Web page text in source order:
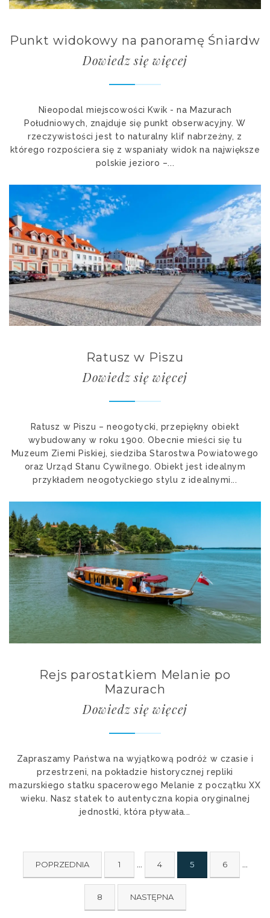
Punkt widokowy na panoramę Śniardw
Dowiedz się więcej
Nieopodal miejscowości Kwik - na Mazurach
Południowych, znajduje się punkt obserwacyjny. W
rzeczywistości jest to naturalny klif nabrzeżny, z
którego rozpościera się z wspaniały widok na największe
polskie jezioro –...
Ratusz w Piszu
Dowiedz się więcej
Ratusz w Piszu – neogotycki, przepiękny obiekt
wybudowany w roku 1900. Obecnie mieści się tu
Muzeum Ziemi Piskiej, siedziba Starostwa Powiatowego
oraz Urząd Stanu Cywilnego. Obiekt jest idealnym
przykładem neogotyckiego stylu z idealnymi...
Rejs parostatkiem Melanie po
Mazurach
Dowiedz się więcej
Zapraszamy Państwa na wyjątkową podróż w czasie i
przestrzeni, na pokładzie historycznej repliki
mazurskiego statku spacerowego Melanie z początku XX
wieku. Nasz statek to autentyczna kopia oryginalnej
jednostki, która pływała...
POPRZEDNIA 1 ... 4 5 6 ...
8 NASTĘPNA